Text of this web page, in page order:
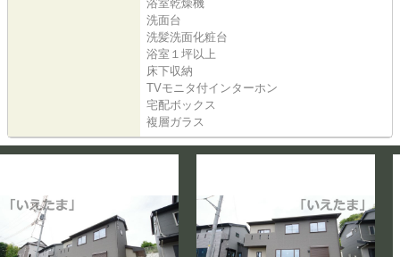
浴室乾燥機
洗面台
洗髪洗面化粧台
浴室１坪以上
床下収納
TVモニタ付インターホン
宅配ボックス
複層ガラス